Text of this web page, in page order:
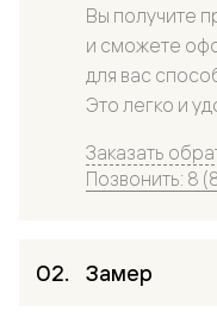
Вы получите
и сможете
для вас
Это легко и
Заказать
Позвонить: 8
Замер